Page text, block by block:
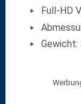
Full-HD
Gewicht: